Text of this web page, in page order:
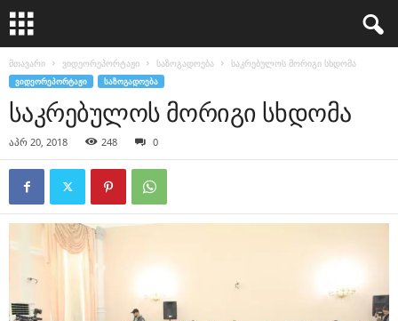
მთავარი ვიდეორეპორტაჟი საზოგადოება საკრებულოს მორიგი სხდომა
ᲕᲘᲓᲔᲝᲠᲔᲞᲝᲠᲢᲐᲟᲘ ᲡᲐᲖᲝᲒᲐᲓᲝᲔᲑᲐ
საკრებულოს მორიგი სხდომა
აპრ 20, 2018 248 0